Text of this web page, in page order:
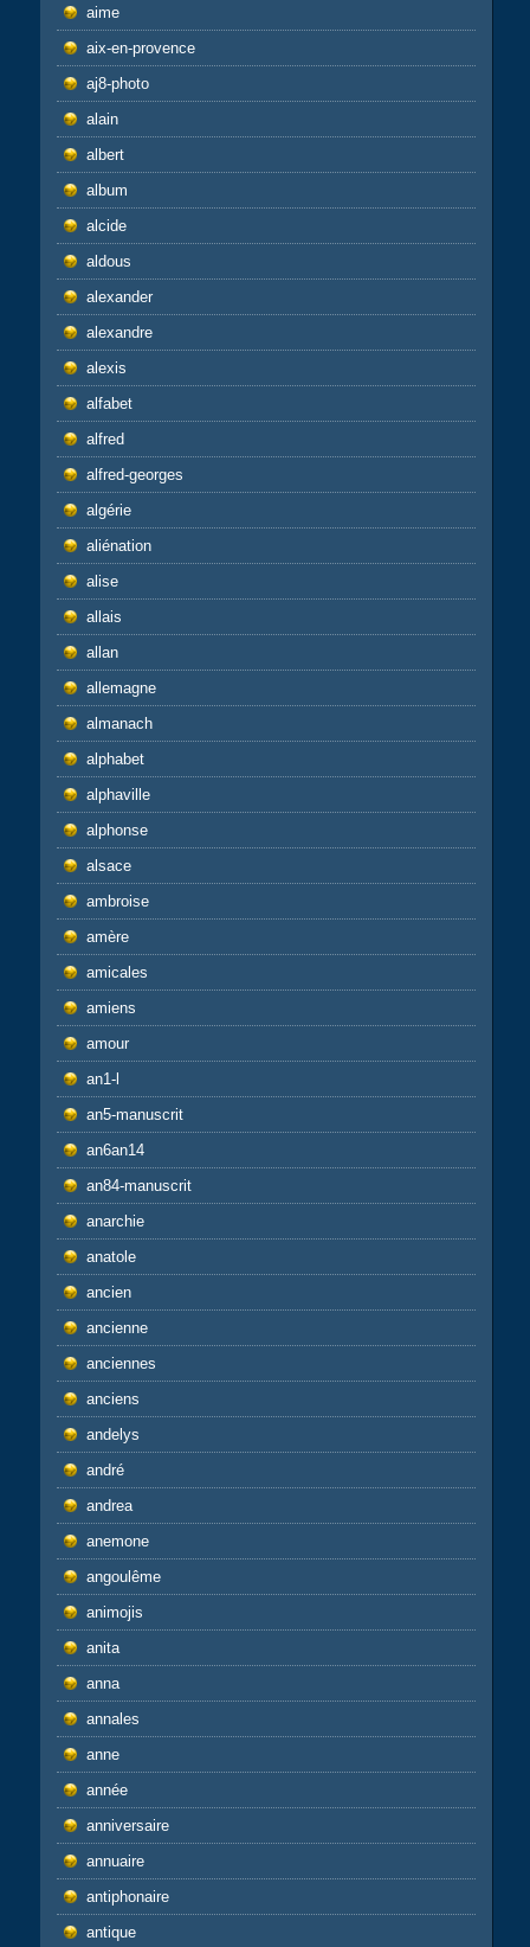
aime
aix-en-provence
aj8-photo
alain
albert
album
alcide
aldous
alexander
alexandre
alexis
alfabet
alfred
alfred-georges
algérie
aliénation
alise
allais
allan
allemagne
almanach
alphabet
alphaville
alphonse
alsace
ambroise
amère
amicales
amiens
amour
an1-l
an5-manuscrit
an6an14
an84-manuscrit
anarchie
anatole
ancien
ancienne
anciennes
anciens
andelys
andré
andrea
anemone
angoulême
animojis
anita
anna
annales
anne
année
anniversaire
annuaire
antiphonaire
antique